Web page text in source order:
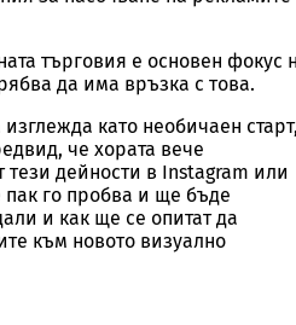
търговия е основен фокус
да има връзка с това.
като необичаен
че хората вече
дейности в Instagram или
пак го пробва и ще бъде
и как ще се опитат да
към новото визуално